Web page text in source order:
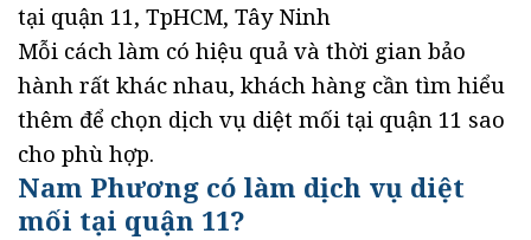
tại quận 11, TpHCM, Tây Ninh
Mỗi cách làm có hiệu quả và thời gian bảo
hành rất khác nhau, khách hàng cần tìm hiểu
thêm để chọn dịch vụ diệt mối tại quận 11 sao
cho phù hợp.
Nam Phương có làm dịch vụ diệt
mối tại quận 11?